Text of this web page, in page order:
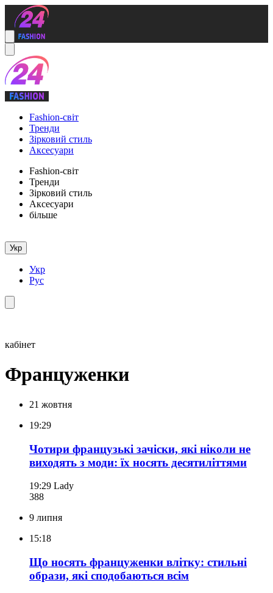
Fashion-світ
Тренди
Зірковий стиль
Аксесуари
Fashion-світ
Тренди
Зірковий стиль
Аксесуари
більше
Укр
Укр
Рус
кабінет
Француженки
21 жовтня
19:29
Чотири французькі зачіски, які ніколи не
виходять з моди: їх носять десятиліттями
19:29 Lady
388
9 липня
15:18
Що носять француженки влітку: стильні
образи, які сподобаються всім